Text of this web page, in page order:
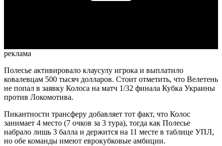
реклама
Полесье активировало клаусулу игрока и выплатило
ковалевцам 500 тысяч долларов. Стоит отметить, что Велетень
не попал в заявку Колоса на матч 1/32 финала Кубка Украины
против Локомотива.
Пикантности трансферу добавляет тот факт, что Колос
занимает 4 место (7 очков за 3 тура), тогда как Полесье
набрало лишь 3 балла и держится на 11 месте в таблице УПЛ,
но обе команды имеют еврокубковые амбиции.